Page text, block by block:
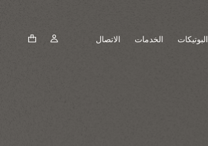
البوتيكات الخدمات الاتصال